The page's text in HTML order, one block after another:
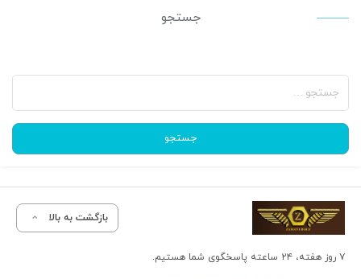
جستجو
جستجو
برای:
جستجو
بازگشت به بالا
۷ روز هفته، ۲۴ ساعته پاسخگوی شما هستیم.